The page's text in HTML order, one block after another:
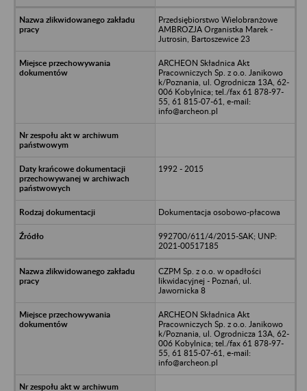
Przedsiębiorstwo Wielobranżowe
AMBROZJA Organistka Marek -
Jutrosin, Bartoszewice 23
ARCHEON Składnica Akt
Pracowniczych Sp. z o.o. Janikowo
k/Poznania, ul. Ogrodnicza 13A, 62-
006 Kobylnica; tel./fax 61 878-97-
55, 61 815-07-61, e-mail:
info@archeon.pl
1992 - 2015
Dokumentacja osobowo-płacowa
992700/611/4/2015-SAK; UNP:
2021-00517185
CZPM Sp. z o.o. w opadłości
likwidacyjnej - Poznań, ul.
Jawornicka 8
ARCHEON Składnica Akt
Pracowniczych Sp. z o.o. Janikowo
k/Poznania, ul. Ogrodnicza 13A, 62-
006 Kobylnica; tel./fax 61 878-97-
55, 61 815-07-61, e-mail:
info@archeon.pl